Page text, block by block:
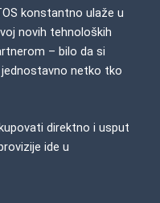
konstantno ulaže u
novih tehnoloških
– bilo da si
netko tko
direktno i usput
ide u